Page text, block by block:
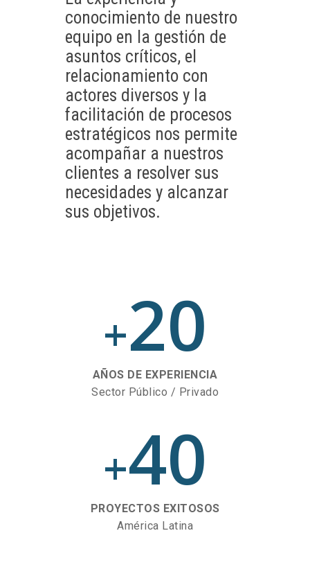
conocimiento de nuestro
equipo en la gestión de
asuntos críticos, el
relacionamiento con
actores diversos y la
facilitación de procesos
estratégicos nos permite
acompañar a nuestros
clientes a resolver sus
necesidades y alcanzar
sus objetivos.
+20
AÑOS DE EXPERIENCIA
Sector Público / Privado
+40
PROYECTOS EXITOSOS
América Latina